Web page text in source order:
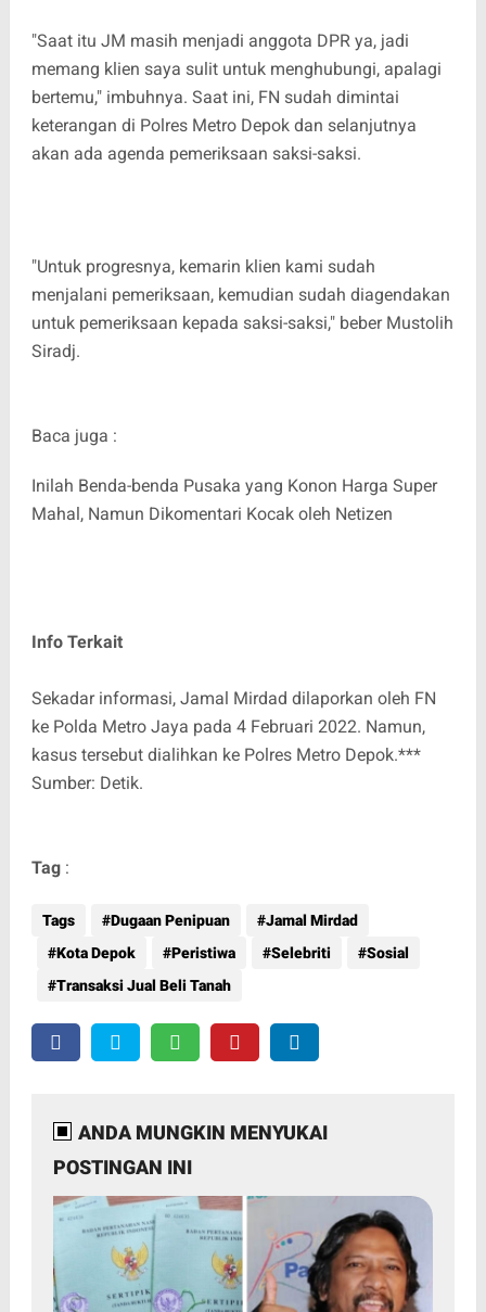
"Saat itu JM masih menjadi anggota DPR ya, jadi
memang klien saya sulit untuk menghubungi, apalagi
bertemu," imbuhnya. Saat ini, FN sudah dimintai
keterangan di Polres Metro Depok dan selanjutnya
akan ada agenda pemeriksaan saksi-saksi.
"Untuk progresnya, kemarin klien kami sudah
menjalani pemeriksaan, kemudian sudah diagendakan
untuk pemeriksaan kepada saksi-saksi," beber Mustolih
Siradj.
Baca juga :
Inilah Benda-benda Pusaka yang Konon Harga Super
Mahal, Namun Dikomentari Kocak oleh Netizen
Info Terkait
Sekadar informasi, Jamal Mirdad dilaporkan oleh FN
ke Polda Metro Jaya pada 4 Februari 2022. Namun,
kasus tersebut dialihkan ke Polres Metro Depok.***
Sumber: Detik.
Tag:
Tags Dugaan Penipuan
Jamal Mirdad
Kota Depok
Peristiwa Selebriti
Sosial
Transaksi Jual Beli Tanah
ANDA MUNGKIN MENYUKAI
POSTINGAN INI